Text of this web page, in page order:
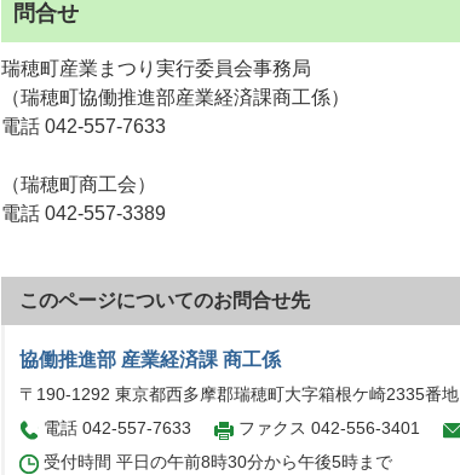
問合せ
瑞穂町産業まつり実行委員会事務局
（瑞穂町協働推進部産業経済課商工係）
電話 042-557-7633
（瑞穂町商工会）
電話 042-557-3389
このページについてのお問合せ先
協働推進部 産業経済課 商工係
〒190-1292 東京都西多摩郡瑞穂町大字箱根ケ崎2335番地
電話 042-557-7633
ファクス 042-556-3401
受付時間 平日の午前8時30分から午後5時まで